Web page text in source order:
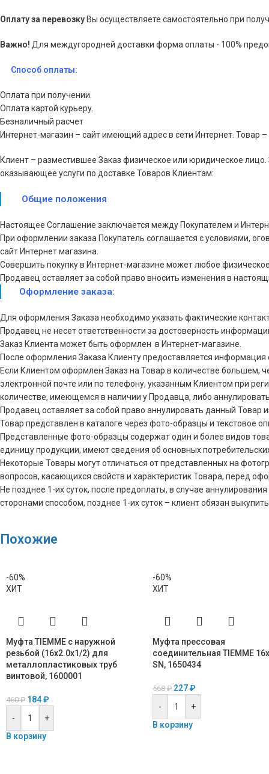
Оплату за перевозку Вы осуществляете самостоятельно при
Важно! Для междугородней доставки форма оплаты - 100%
Способ оплаты:
Оплата при получении.
Оплата картой курьеру.
Безналичный расчет
Интернет-магазин – сайт имеющий адрес в сети Интернет. Товар
Клиент – разместившее Заказ физическое или юридическое
оказывающее услуги по доставке Товаров Клиентам:
Общие положения
Настоящее Соглашение заключается между Покупателем и
При оформлении заказа Покупатель соглашается с условиями,
сайт Интернет магазина.
Совершить покупку в Интернет-магазине может любое
Продавец оставляет за собой право вносить изменения в
Оформление заказа:
Для оформления Заказа необходимо указать фактические
Продавец не несет ответственности за достоверность
Заказ Клиента может быть оформлен в Интернет-магазине.
После оформления Заказа Клиенту предоставляется
Если Клиентом оформлен Заказ на Товар в количестве
электронной почте или по телефону, указанным Клиентом при
количестве, имеющемся в наличии у Продавца, либо
Продавец оставляет за собой право аннулировать данный Товар
Товар представлен в каталоге через фото-образцы и текстовое
Представленные фото-образцы содержат один и более видов
единицу продукции, имеют сведения об основных
Некоторые Товары могут отличаться от представленных на
вопросов, касающихся свойств и характеристик Товара, перед
Не позднее 1-их суток, после предоплаты, в случае
сторонами способом, позднее 1-их суток – клиент обязан
Похожие
-60%
ХИТ
Муфта TIEMME с наружной
резьбой (16х2.0х1/2) для
металлопластиковых труб
винтовой, 1600001
460₽ 184₽
-
+
В корзину
-60%
ХИТ
Муфта прессовая
соединительная TIEMME
SN, 1650434
568₽ 227₽
-
+
В корзину